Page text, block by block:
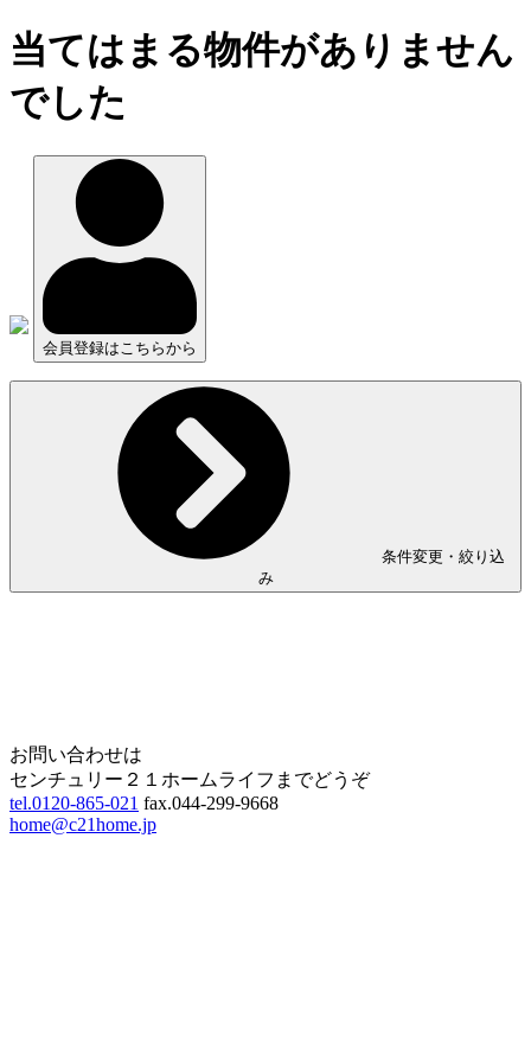
当てはまる物件がありません
でした
会員登録はこちらから
条件変更・絞り込
み
お問い合わせは
センチュリー２１ホームライフまでどうぞ
tel.0120-865-021 fax.044-299-9668
home@c21home.jp